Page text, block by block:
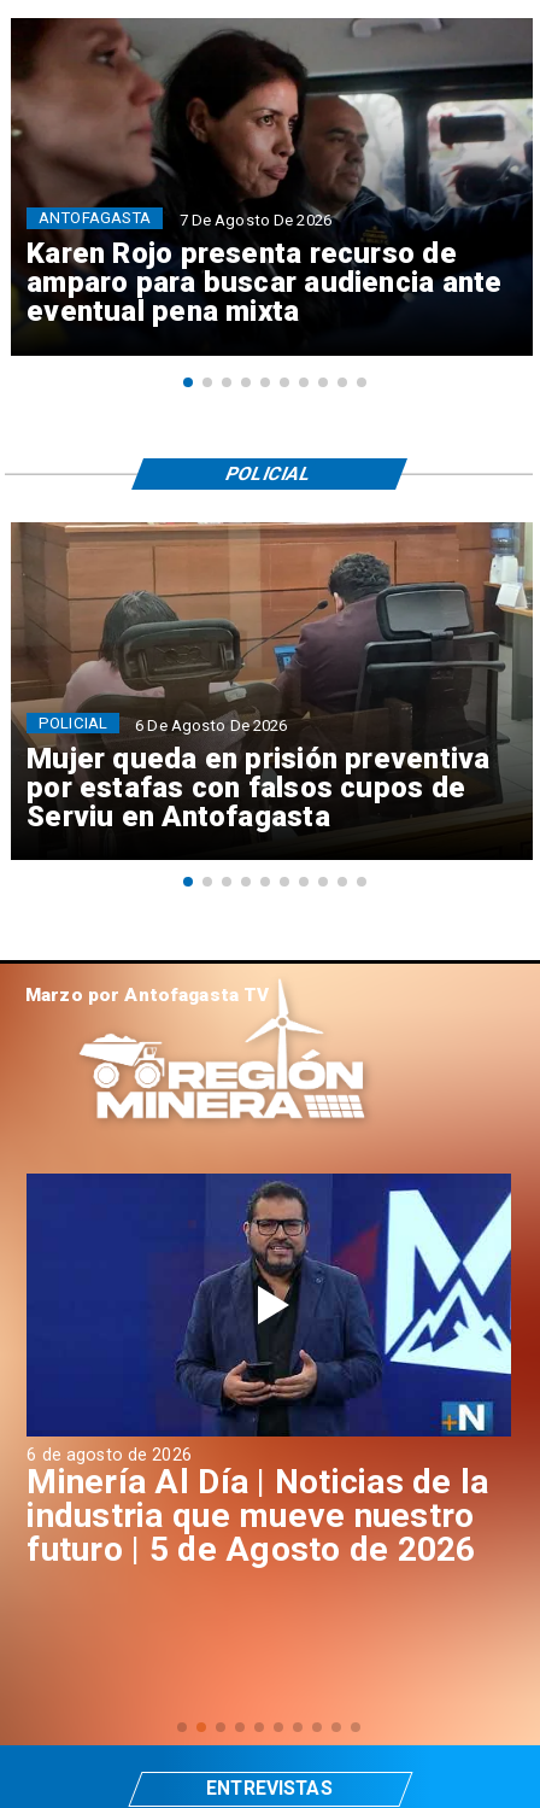
Karen Rojo presenta recurso de
amparo para buscar audiencia ante
eventual pena mixta
ANTOFAGASTA 7 De Agosto De 2026
Mujer queda en prisión preventiva
por estafas con falsos cupos de
Serviu en Antofagasta
POLICIAL 6 De Agosto De 2026
POLICIAL
6 de agosto de 2026
Minería Al Día | Noticias de la
industria que mueve nuestro
futuro | 5 de Agosto de 2026
Marzo por Antofagasta TV
ENTREVISTAS